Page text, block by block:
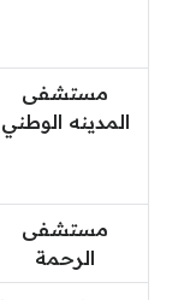
مستشفى
المدينه الوطني
مستشفى
الرحمة